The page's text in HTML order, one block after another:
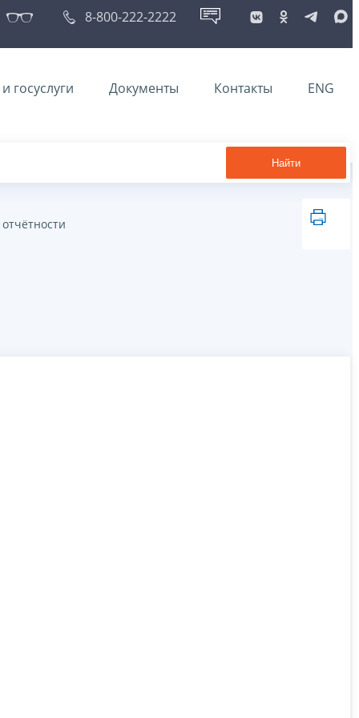
8-800-222-2222
госуслуги Документы Контакты ENG
Найти